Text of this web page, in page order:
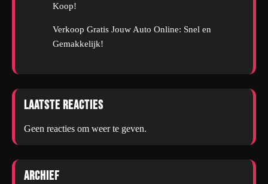
Koop!
Verkoop Gratis Jouw Auto Online: Snel en
Gemakkelijk!
Laatste reacties
Geen reacties om weer te geven.
Archief